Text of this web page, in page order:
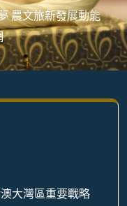
農文旅新發展動能
大灣區重要戰略